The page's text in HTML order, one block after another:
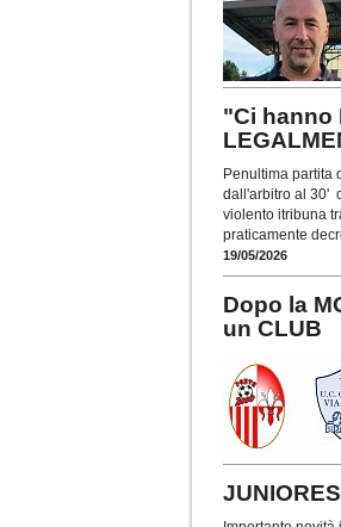
"Ci hanno
Penultima partita
dall'arbitro al 30'
violento itribuna
praticamente
19/05/2026
Dopo la
un CLUB